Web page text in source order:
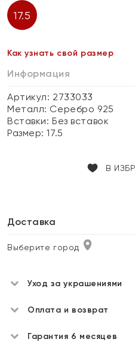
17.5
Как узнать свой размер
Информация
Артикул: 2733033
Металл: Серебро 925
Вставки:Без вставок
Размер:17.5
В
Доставка
Выберите город
Уход за украшениями
Оплата и возврат
Гарантия 6 месяцев